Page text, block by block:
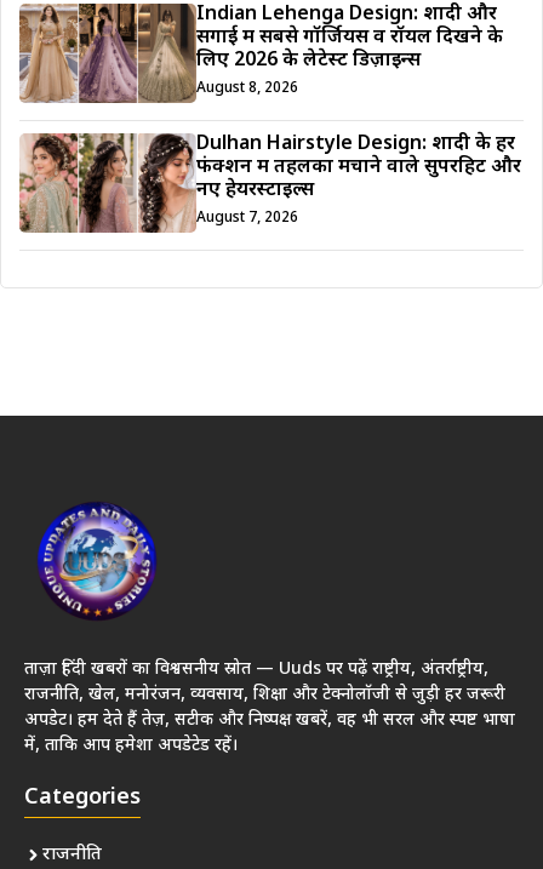
Indian Lehenga Design: शादी और
सगाई में सबसे गॉर्जियस व रॉयल दिखने के
लिए 2026 के लेटेस्ट डिज़ाइन्स
August 8, 2026
Dulhan Hairstyle Design: शादी के हर
फंक्शन में तहलका मचाने वाले सुपरहिट और
नए हेयरस्टाइल्स
August 7, 2026
ताज़ा हिंदी खबरों का विश्वसनीय स्रोत — Uuds पर पढ़ें राष्ट्रीय, अंतर्राष्ट्रीय,
राजनीति, खेल, मनोरंजन, व्यवसाय, शिक्षा और टेक्नोलॉजी से जुड़ी हर जरूरी
अपडेट। हम देते हैं तेज़, सटीक और निष्पक्ष खबरें, वह भी सरल और स्पष्ट भाषा
में, ताकि आप हमेशा अपडेटेड रहें।
Categories
राजनीति